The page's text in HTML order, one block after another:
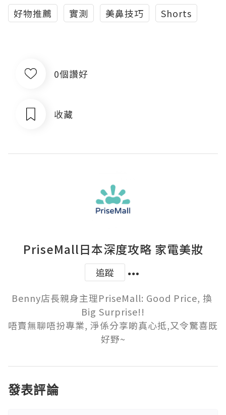
好物推薦 實測 美鼻技巧 Shorts
0個讚好
收藏
PriseMall日本深度攻略 家電美妝
追蹤
Benny店長親身主理PriseMall: Good Price, 換
Big Surprise!!
唔賣無聊唔扮專業, 淨係分享啲真心抵,又令驚喜既
好野~
發表評論